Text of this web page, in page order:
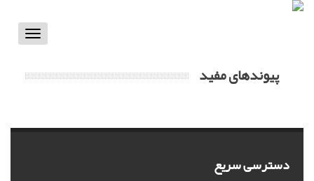
Toggle
پیوندهای مفید
دسترسی سریع